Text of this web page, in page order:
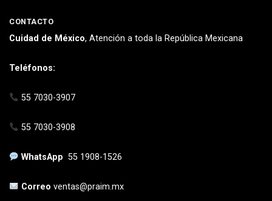
CONTACTO
Cuidad de México, Atención a toda la República Mexicana
Teléfonos:
55 7030-3907
55 7030-3908
WhatsApp55 1908-1526
Correoventas@praim.mx